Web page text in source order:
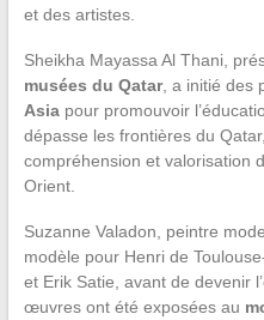
et des artistes.
Sheikha Mayassa Al Thani,
musées du Qatar, a initié des
Asiapour promouvoir
dépasse les frontières du
compréhension et valorisation
Orient.
Suzanne Valadon, peintre
modèle pour Henri de
et Erik Satie, avant de devenir
œuvres ont été exposées au